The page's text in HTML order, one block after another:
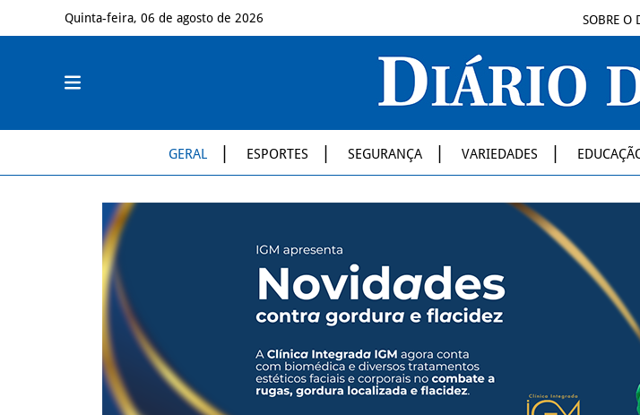
Quinta-feira, 06 de agosto de 2026 SOBRE O
GERAL ESPORTES SEGURANÇA VARIEDADES